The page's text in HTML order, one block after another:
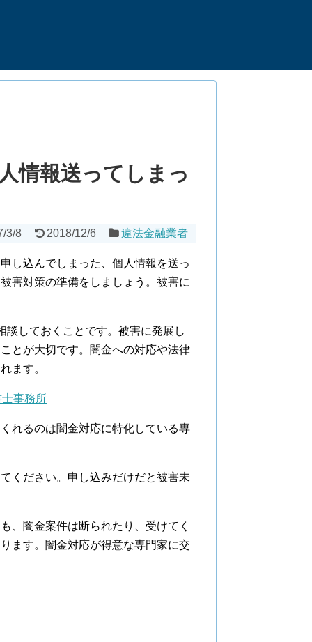
情報送ってしまっ
3/8 2018/12/6 違法金融業者
し込んでしまった、個人情報を送っ
害対策の準備をしましょう。被害に
しておくことです。被害に発展し
とが大切です。闇金への対応や法律
ます。
士事務所
れるのは闇金対応に特化している専
ください。申し込みだけだと被害未
、闇金案件は断られたり、受けてく
ます。闇金対応が得意な専門家に交